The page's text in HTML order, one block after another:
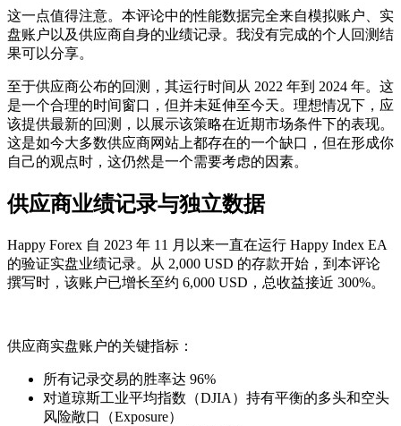
这一点值得注意。本评论中的性能数据完全来自模拟账户、实
盘账户以及供应商自身的业绩记录。我没有完成的个人回测结
果可以分享。
至于供应商公布的回测，其运行时间从 2022 年到 2024 年。这
是一个合理的时间窗口，但并未延伸至今天。理想情况下，应
该提供最新的回测，以展示该策略在近期市场条件下的表现。
这是如今大多数供应商网站上都存在的一个缺口，但在形成你
自己的观点时，这仍然是一个需要考虑的因素。
供应商业绩记录与独立数据
Happy Forex 自 2023 年 11 月以来一直在运行 Happy Index EA
的验证实盘业绩记录。从 2,000 USD 的存款开始，到本评论
撰写时，该账户已增长至约 6,000 USD，总收益接近 300%。
供应商实盘账户的关键指标：
所有记录交易的胜率达 96%
对道琼斯工业平均指数（DJIA）持有平衡的多头和空头
风险敞口（Exposure）